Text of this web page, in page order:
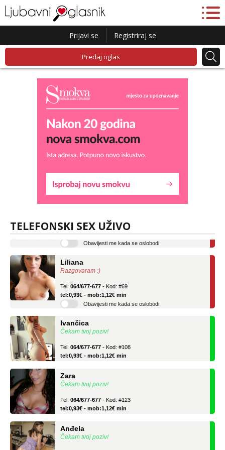
Prijavi se Registriraj se
Predaj oglas
TELEFONSKI SEX UŽIVO
Lucija
Razgovaram :)
tel:0,93€ - mob:1,12€ min
Razgovaram :)
tel:0,93€ - mob:1,12€ min
Obavijesti me kada se oslobodi
Čekam tvoj poziv!
tel:0,93€ - mob:1,12€ min
Čekam tvoj poziv!
tel:0,93€ - mob:1,12€ min
Čekam tvoj poziv!